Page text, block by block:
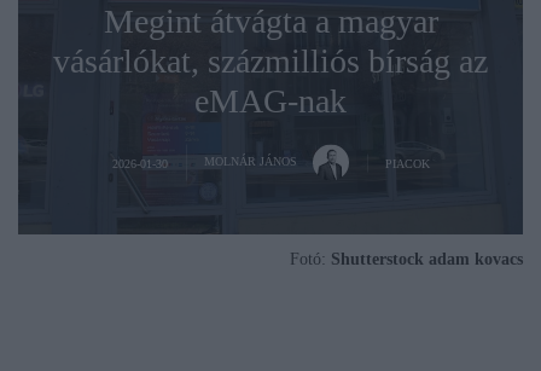
Megint átvágta a magyar
vásárlókat, százmilliós bírság az
eMAG-nak
2026-01-30 MOLNÁR JÁNOS PIACOK
Fotó: Shutterstock adam kovacs